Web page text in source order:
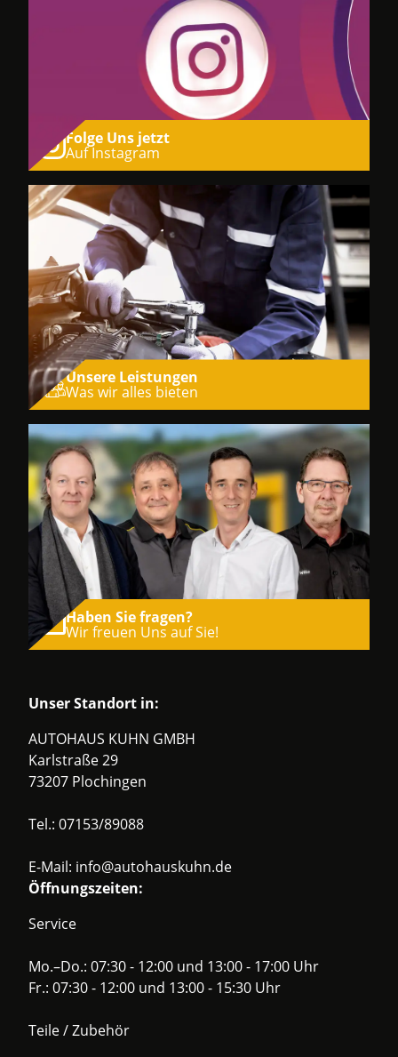
Folge Uns jetzt
Auf Instagram
Unsere Leistungen
Was wir alles bieten
Haben Sie fragen?
Wir freuen Uns auf Sie!
Unser Standort in:
AUTOHAUS KUHN GMBH
Karlstraße 29
73207 Plochingen
Tel.: 07153/89088
E-Mail: info@autohauskuhn.de
Öffnungszeiten:
Service
Mo.–Do.: 07:30 - 12:00 und 13:00 - 17:00 Uhr
Fr.: 07:30 - 12:00 und 13:00 - 15:30 Uhr
Teile / Zubehör